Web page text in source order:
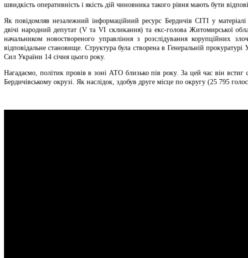
швидкість оперативність і якість дій чиновника такого рівня мають бути
Як повідомляв незалежний інформаційний ресурс Бердичів СІТІ у
двічі народний депутат (V та VI скликання) та екс-голова Житомирської
начальником новоствореного управління з розслідування корупційних
відповідальне становище. Структура була створена в Генеральній
Сил України 14 січня цього року.
Нагадаємо, політик провів в зоні АТО близько пів року. За цей час він
Бердичівському окрузі. Як наслідок, здобув друге місце по округу (25 795